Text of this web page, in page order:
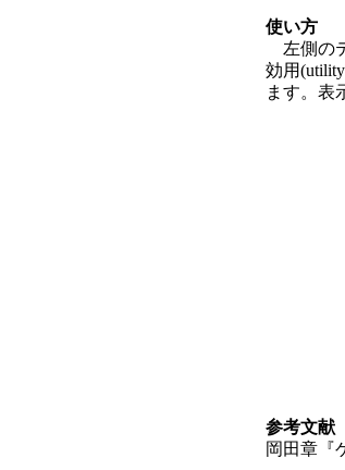
使い方
左側の
効用
ます。表
参考文献
岡田章『